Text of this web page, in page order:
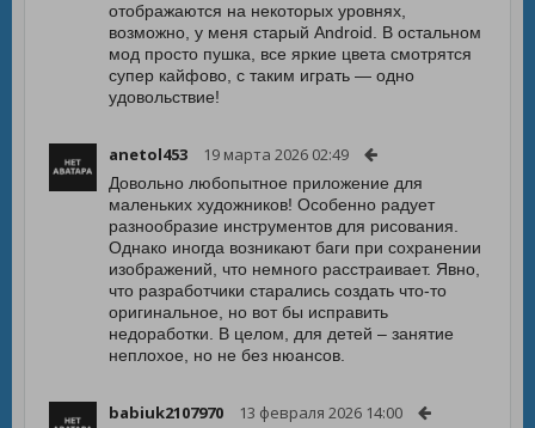
отображаются на некоторых уровнях,
возможно, у меня старый Android. В остальном
мод просто пушка, все яркие цвета смотрятся
супер кайфово, с таким играть — одно
удовольствие!
anetol453 19 марта 2026 02:49
Довольно любопытное приложение для
маленьких художников! Особенно радует
разнообразие инструментов для рисования.
Однако иногда возникают баги при сохранении
изображений, что немного расстраивает. Явно,
что разработчики старались создать что-то
оригинальное, но вот бы исправить
недоработки. В целом, для детей – занятие
неплохое, но не без нюансов.
babiuk2107970 13 февраля 2026 14:00